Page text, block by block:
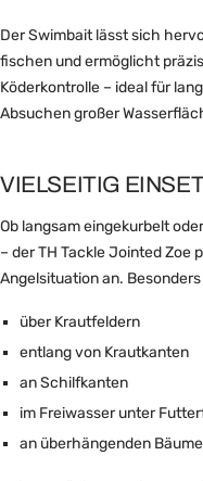
Der Swimbait lässt sich
fischen und ermöglicht
Köderkontrolle – ideal für
Absuchen großer
VIELSEITIG
Ob langsam eingekurbelt
– der TH Tackle Jointed Zoe
Angelsituation an.
über Krautfeldern
entlang von Krautkanten
an Schilfkanten
im Freiwasser unter
an überhängenden